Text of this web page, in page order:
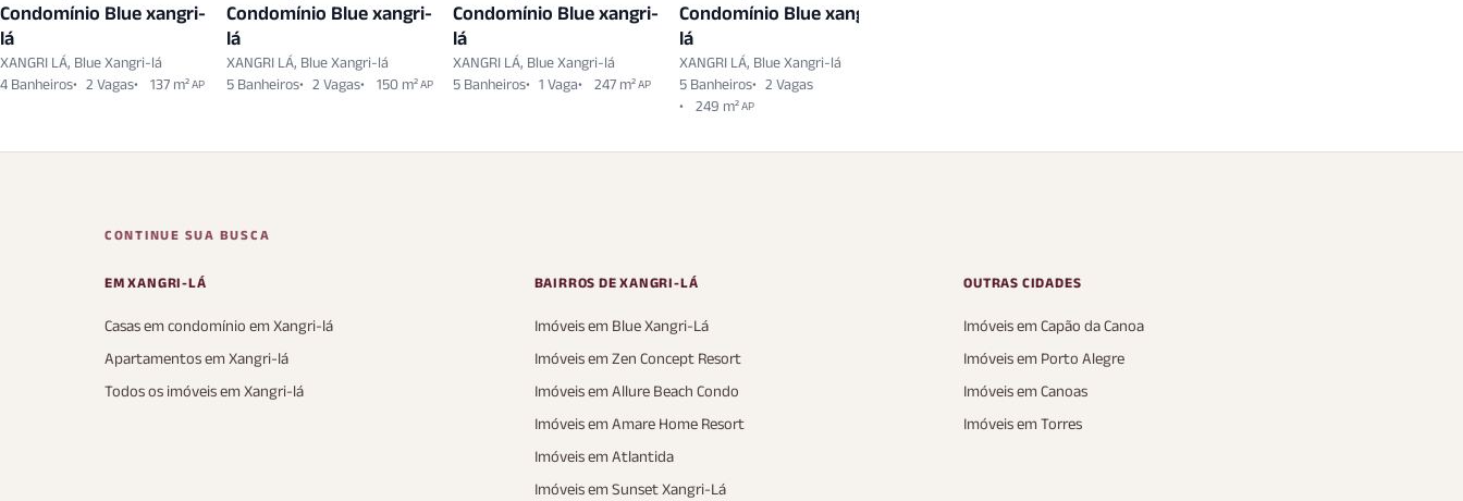
Condomínio Blue xangri-
lá
XANGRI LÁ, Blue Xangri-lá
4 Banheiros
2 Vagas 137 m²AP
Condomínio Blue xangri-
lá
XANGRI LÁ, Blue Xangri-lá
5 Banheiros
2 Vagas 150 m²AP
Condomínio Blue xangri-
lá
XANGRI LÁ, Blue Xangri-lá
5 Banheiros
1 Vaga 247 m²AP
Condomínio Blue xangri-
lá
XANGRI LÁ, Blue Xangri-lá
5 Banheiros
2 Vagas
249 m²AP
CONTINUE SUA BUSCA
EM XANGRI-LÁ
Casas em condomínio em Xangri-lá
Apartamentos em Xangri-lá
Todos os imóveis em Xangri-lá
BAIRROS DE XANGRI-LÁ
Imóveis em Blue Xangri-Lá
Imóveis em Zen Concept Resort
Imóveis em Allure Beach Condo
Imóveis em Amare Home Resort
Imóveis em Atlantida
Imóveis em Sunset Xangri-Lá
OUTRAS CIDADES
Imóveis em Capão da Canoa
Imóveis em Porto Alegre
Imóveis em Canoas
Imóveis em Torres